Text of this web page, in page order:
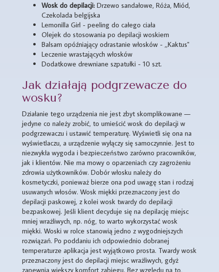
Wosk do depilacji: Drzewo sandałowe, Róża, Miód,
Czekolada belgijska
Lemonilla Girl - peeling do całego ciała
Olejek do stosowania po depilacji woskiem
Balsam opóźniający odrastanie włosków - ,,Kaktus"
Leczenie wrastających włosków
Dodatkowe drewniane szpatułki - 10 szt.
Jak działają podgrzewacze do
wosku?
Działanie tego urządzenia nie jest zbyt skomplikowane —
jedyne co należy zrobić, to umieścić wosk do depilacji w
podgrzewaczu i ustawić temperaturę. Wyświetli się ona na
wyświetlaczu, a urządzenie wyłączy się samoczynnie. Jest to
niezwykła wygoda i bezpieczeństwo zarówno pracowników,
jak i klientów. Nie ma mowy o oparzeniach czy zagrożeniu
zdrowia użytkowników. Dobór włosku należy do
kosmetyczki, ponieważ bierze ona pod uwagę stan i rodzaj
usuwanych włosów. Wosk miękki przeznaczony jest do
depilacji paskowej, z kolei wosk twardy do depilacji
bezpaskowej. Jeśli klient decyduje się na depilację miejsc
mniej wrażliwych, np. nóg, to warto wykorzystać wosk
miękki. Woski w rolce stanowią jedno z wygodniejszych
rozwiązań. Po poddaniu ich odpowiednio dobranej
temperaturze aplikacja jest wyjątkowo prosta. Twardy wosk
przeznaczony jest do depilacji miejsc wrażliwych, gdyż
zapewnia większy komfort zabiegu. Bez względu na to,